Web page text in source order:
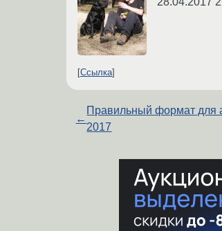
Ссылка
←
Правильный формат для
2017